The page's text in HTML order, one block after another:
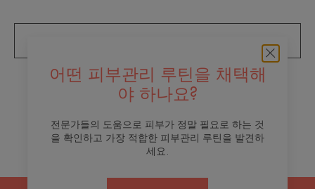
어떤 피부관리 루틴을 채택해
야 하나요?
전문가들의 도움으로 피부가 정말 필요로 하는 것
을 확인하고 가장 적합한 피부관리 루틴을 발견하
세요.
브랜드 소개